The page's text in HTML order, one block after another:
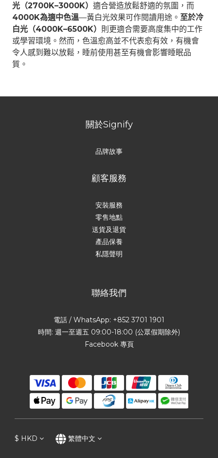
光（2700K–3000K） 適合營造放鬆舒適的氛圍，而
4000K為適中色溫—黃白光效果可作閱讀用途。 至於冷
白光（4000K–6500K） 則更適合需要高度集中的工作
或學習環境。然而，色溫愈高並不代表愈有效，有機會
令人感到難以放鬆，睡前使用甚至有機會影響睡眠品
質。
關於Signify
品牌故事
顧客服務
安裝服務
零售地點
送貨及退貨
產品保養
私隱聲明
聯絡我們
電話 / WhatsApp: +852 3701 1901
時間: 週一至週五 09:00-18:00 (公眾假期除外)
Facebook 專頁
$ HKD 繁體中文